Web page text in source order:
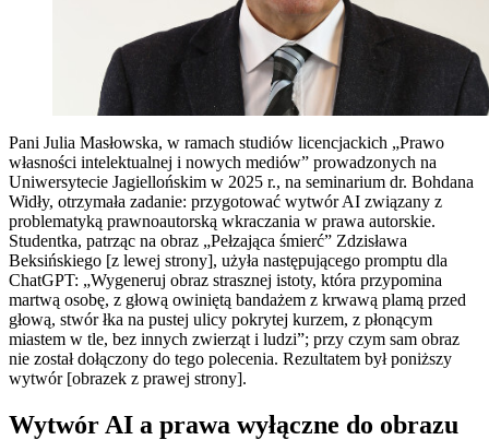
Pani Julia Masłowska, w ramach studiów licencjackich „Prawo
własności intelektualnej i nowych mediów” prowadzonych na
Uniwersytecie Jagiellońskim w 2025 r., na seminarium dr. Bohdana
Widły, otrzymała zadanie: przygotować wytwór AI związany z
problematyką prawnoautorską wkraczania w prawa autorskie.
Studentka, patrząc na obraz „Pełzająca śmierć” Zdzisława
Beksińskiego [z lewej strony], użyła następującego promptu dla
ChatGPT: „Wygeneruj obraz strasznej istoty, która przypomina
martwą osobę, z głową owiniętą bandażem z krwawą plamą przed
głową, stwór łka na pustej ulicy pokrytej kurzem, z płonącym
miastem w tle, bez innych zwierząt i ludzi”; przy czym sam obraz
nie został dołączony do tego polecenia. Rezultatem był poniższy
wytwór [obrazek z prawej strony].
Wytwór AI a prawa wyłączne do obrazu